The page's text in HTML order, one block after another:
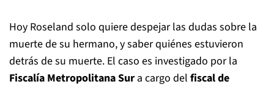
Hoy Roseland solo quiere despejar las dudas sobre la
muerte de su hermano, y saber quiénes estuvieron
detrás de su muerte. El caso es investigado por la
Fiscalía Metropolitana Sur a cargo del fiscal de